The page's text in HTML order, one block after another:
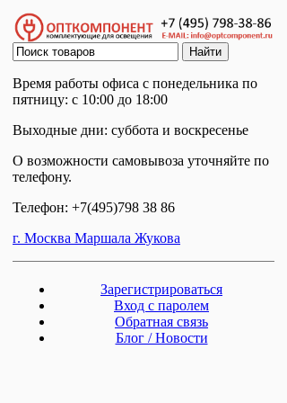
Время работы офиса с понедельника по
пятницу: с 10:00 до 18:00
Выходные дни: суббота и воскресенье
О возможности самовывоза уточняйте по
телефону.
Телефон: +7(495)798 38 86
г. Москва Маршала Жукова
Зарегистрироваться
Вход с паролем
Обратная связь
Блог / Новости